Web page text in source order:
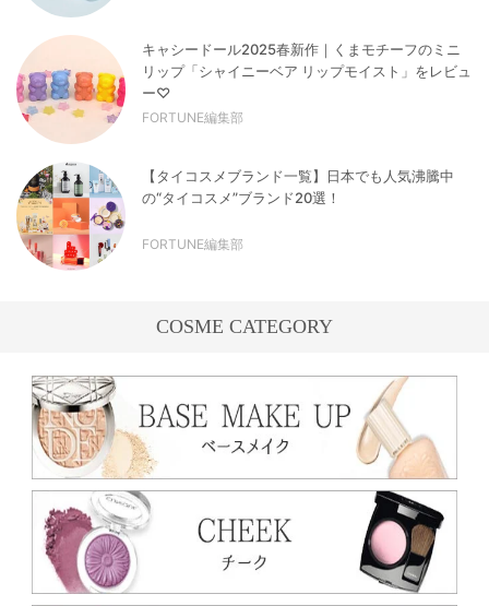
キャシードール2025春新作｜くまモチーフのミニ
リップ「シャイニーベア リップモイスト」をレビュ
ー♡
FORTUNE編集部
【タイコスメブランド一覧】日本でも人気沸騰中
の“タイコスメ”ブランド20選！
FORTUNE編集部
COSME CATEGORY